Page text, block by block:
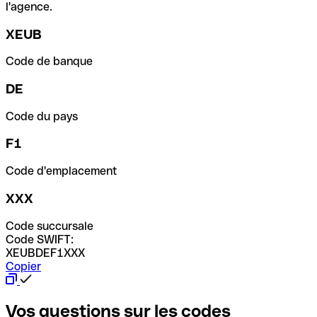
l'agence.
XEUB
Code de banque
DE
Code du pays
F1
Code d'emplacement
XXX
Code succursale
Code SWIFT:
XEUBDEF1XXX
Copier
Vos questions sur les codes